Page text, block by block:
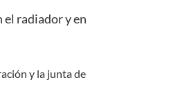
el radiador y en
y la junta de